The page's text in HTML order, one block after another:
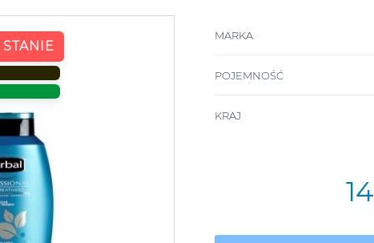
MARKA
POJEMNOŚĆ
KRAJ